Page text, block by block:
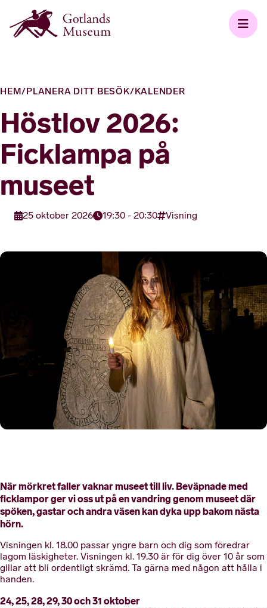
HEM/PLANERA DITT BESÖK/KALENDER
Höstlov 2026:
Ficklampa på
museet
25 oktober 2026 19:30 - 20:30 Visning
När mörkret faller vaknar museet till liv. Beväpnade med
ficklampor ger vi oss ut på en vandring genom museet där
spöken, gastar och andra väsen kan dyka upp bakom nästa
hörn.
Visningen kl. 18.00 passar yngre barn och dig som föredrar
lagom läskigheter. Visningen kl. 19.30 är för dig över 10 år som
gillar att bli ordentligt skrämd. Ta gärna med någon att hålla i
handen.
24, 25, 28, 29, 30 och 31 oktober